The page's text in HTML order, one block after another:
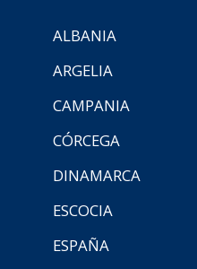
ALBANIA
ARGELIA
CAMPANIA
CÓRCEGA
DINAMARCA
ESCOCIA
ESPAÑA